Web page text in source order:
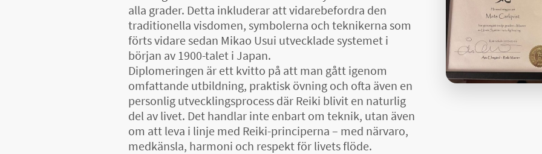
alla grader. Detta inkluderar att vidarebefordra den
traditionella visdomen, symbolerna och teknikerna som
förts vidare sedan Mikao Usui utvecklade systemet i
början av 1900-talet i Japan.
Diplomeringen är ett kvitto på att man gått igenom
omfattande utbildning, praktisk övning och ofta även en
personlig utvecklingsprocess där Reiki blivit en naturlig
del av livet. Det handlar inte enbart om teknik, utan även
om att leva i linje med Reiki-principerna – med närvaro,
medkänsla, harmoni och respekt för livets flöde.